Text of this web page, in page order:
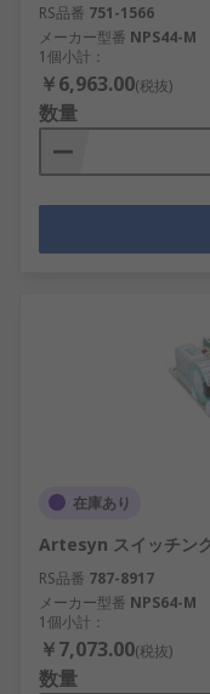
RS品番 751-1566
メーカー型番 NPS44-M
1個小計：
￥6,963.00(税抜)
数量
在庫あり
Artesyn スイッチン
RS品番 787-8917
メーカー型番 NPS64-M
1個小計：
￥7,073.00(税抜)
数量